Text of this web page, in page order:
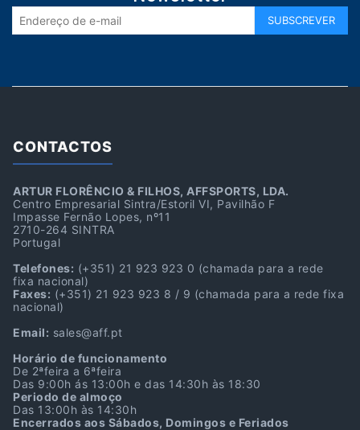
CONTACTOS
ARTUR FLORÊNCIO & FILHOS, AFFSPORTS, LDA.
Centro Empresarial Sintra/Estoril VI, Pavilhão F
Impasse Fernão Lopes, nº11
2710-264 SINTRA
Portugal
Telefones: (+351) 21 923 923 0 (chamada para a rede
fixa nacional)
Faxes: (+351) 21 923 923 8 / 9 (chamada para a rede fixa
nacional)
Email: sales@aff.pt
Horário de funcionamento
De 2ªfeira a 6ªfeira
Das 9:00h ás 13:00h e das 14:30h às 18:30
Periodo de almoço
Das 13:00h às 14:30h
Encerrados aos Sábados, Domingos e Feriados